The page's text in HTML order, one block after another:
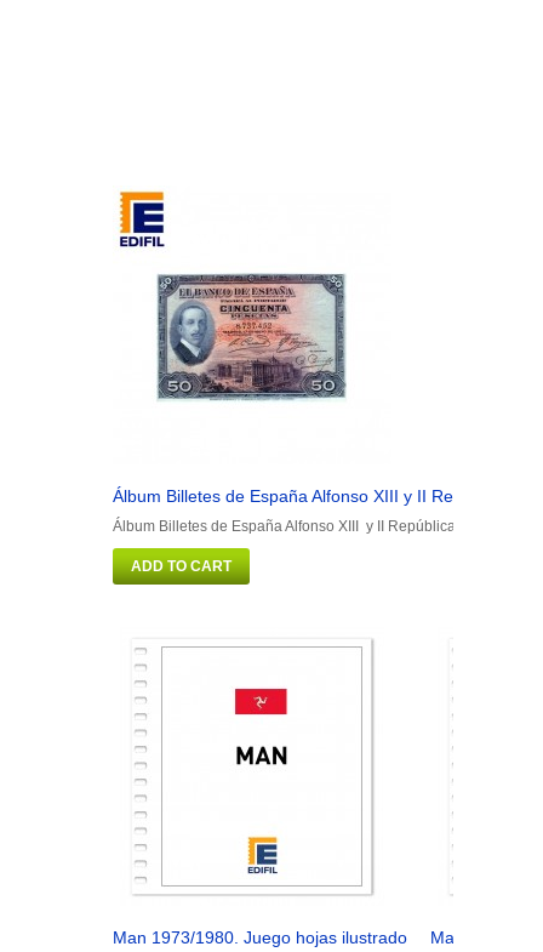
Álbum Billetes de España Alfonso XIII y II República
Álbum Billetes de España Alfonso XIII y II República
ADD TO CART
Man 1973/1980. Juego hojas ilustrado Man 1981/